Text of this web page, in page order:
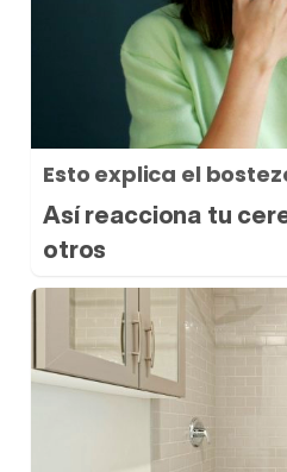
Esto explica el
Así reacciona tu
otros